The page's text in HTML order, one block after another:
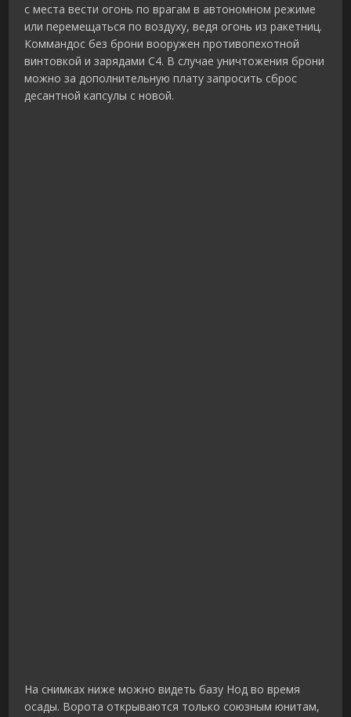
с места вести огонь по врагам в автономном режиме
или перемещаться по воздуху, ведя огонь из ракетниц.
Коммандос без брони вооружен противопехотной
винтовкой и зарядами C4. В случае уничтожения брони
можно за дополнительную плату запросить сброс
десантной капсулы с новой.
На снимках ниже можно видеть базу Нод во время
осады. Ворота открываются только союзным юнитам,